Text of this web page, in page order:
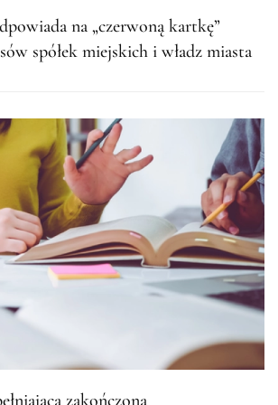
na „czerwoną kartkę”
spółek miejskich i władz miasta